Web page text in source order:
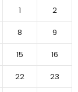
1
2
8
9
15
16
22
23